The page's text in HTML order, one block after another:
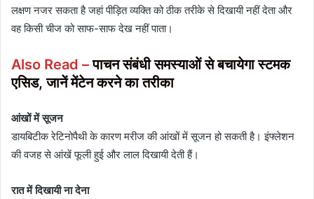
लक्षण नजर सकता है जहां पीड़ित व्यक्ति को ठीक तरीके से दिखायी नहीं देता और
वह किसी चीज को साफ-साफ देख नहीं पाता।
Also Read –पाचन संबंधी समस्याओं से बचायेगा स्टमक
एसिड, जानें मेंटेन करने का तरीका
आंखों में सूजन
डायबिटीक रेटिनोपैथी के कारण मरीज की आंखों में सूजन हो सकती है। इंफ्लेशन
की वजह से आंखें फूली हुई और लाल दिखायी देती हैं।
रात में दिखायी ना देना